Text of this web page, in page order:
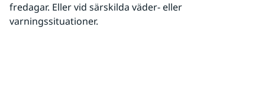
fredagar. Eller vid särskilda väder- eller
varningssituationer.